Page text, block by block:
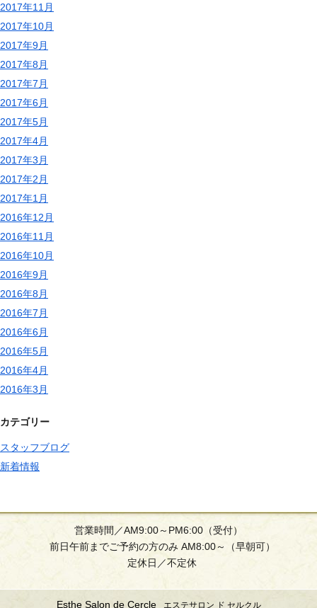
2017年11月
2017年10月
2017年9月
2017年8月
2017年7月
2017年6月
2017年5月
2017年4月
2017年3月
2017年2月
2017年1月
2016年12月
2016年11月
2016年10月
2016年9月
2016年8月
2016年7月
2016年6月
2016年5月
2016年4月
2016年3月
カテゴリー
スタッフブログ
新着情報
営業時間／AM9:00～PM6:00（受付）
前日午前までご予約の方のみ AM8:00～（早朝可）
定休日／不定休
Esthe Salon de Cercle エステサロン ド セルクル